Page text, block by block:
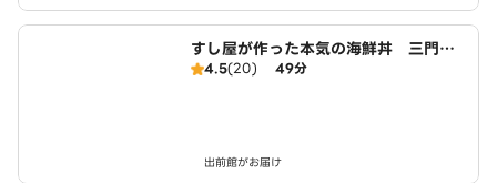
すし屋が作った本気の海鮮丼 三門 2
号店人形町店 Powered By 京樽
4.5(20) 49分
出前館がお届け